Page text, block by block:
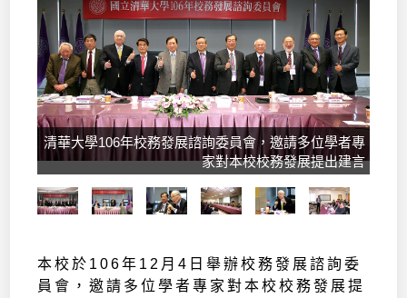
清華大學106年校務發展諮詢委員會，邀請多位學者專
家對本校校務發展提出建言
本校於106年12月4日舉辦校務發展諮詢委
員會，邀請多位學者專家對本校校務發展提